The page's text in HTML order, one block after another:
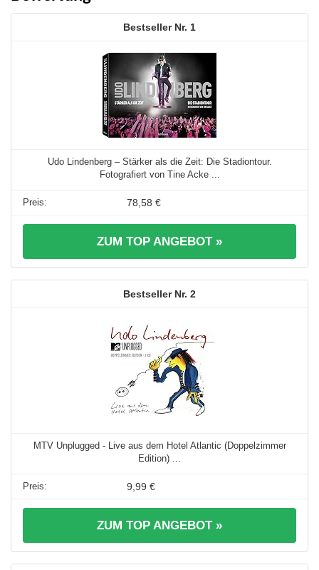
1
Udo Lindenberg – Stärker als die Zeit: Die Stadiontour.
Fotografiert von Tine Acke ...
78,58 €
ZUM TOP ANGEBOT »
2
MTV Unplugged - Live aus dem Hotel Atlantic (Doppelzimmer
Edition) ...
9,99 €
ZUM TOP ANGEBOT »